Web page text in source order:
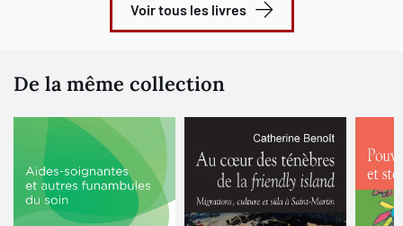
Voir tous les livres
De la même collection